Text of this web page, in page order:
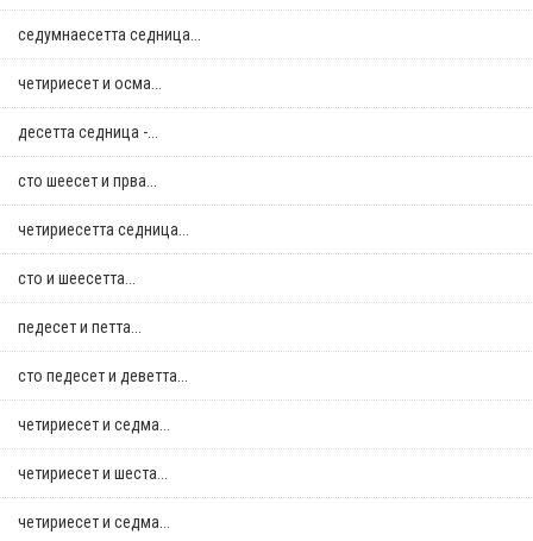
седумнаесетта седница...
четириесет и осма...
десетта седница -...
сто шеесет и прва...
четириесетта седница...
сто и шеесетта...
педесет и петта...
сто педесет и деветта...
четириесет и седма...
четириесет и шеста...
четириесет и седма...